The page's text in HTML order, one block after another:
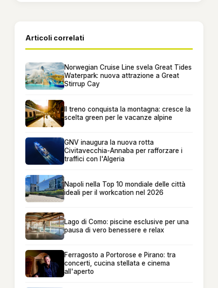
Articoli correlati
Norwegian Cruise Line svela Great Tides
Waterpark: nuova attrazione a Great
Stirrup Cay
Il treno conquista la montagna: cresce la
scelta green per le vacanze alpine
GNV inaugura la nuova rotta
Civitavecchia-Annaba per rafforzare i
traffici con l'Algeria
Napoli nella Top 10 mondiale delle città
ideali per il workcation nel 2026
Lago di Como: piscine esclusive per una
pausa di vero benessere e relax
Ferragosto a Portorose e Pirano: tra
concerti, cucina stellata e cinema
all'aperto